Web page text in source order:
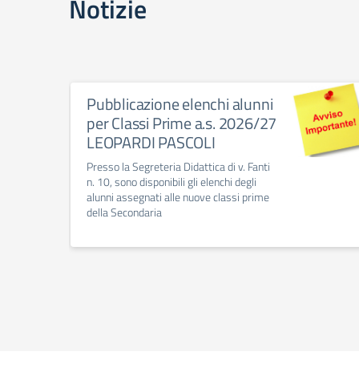
Notizie
Pubblicazione elenchi alunni
per Classi Prime a.s. 2026/27
LEOPARDI PASCOLI
Presso la Segreteria Didattica di v. Fanti
n. 10, sono disponibili gli elenchi degli
alunni assegnati alle nuove classi prime
della Secondaria